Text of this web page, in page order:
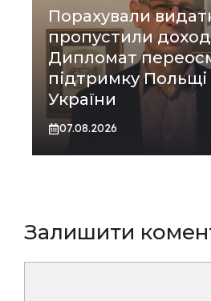
Порахували
пропустили
Дипломат
підтримку Польщі
України
07.08.2026
Залишити